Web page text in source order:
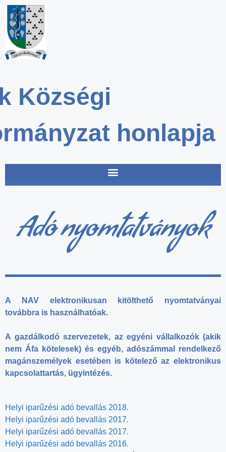
Községi
honlapja
Adó nyomtatványok
A NAV elektronikusan kitölthető nyomtatványai
továbbra is használhatóak.
A gazdálkodó szervezetek, az egyéni vállalkozók (akik
nem Áfa kötelesek) és egyéb, adószámmal rendelkező
magánszemélyek esetében is kötelező az elektronikus
kapcsolattartás, ügyintézés.
Helyi iparűzési adó bevallás 2018.
Helyi iparűzési adó bevallás 2017.
Helyi iparűzési adó bevallás 2017.
Helyi iparűzési adó bevallás 2016.